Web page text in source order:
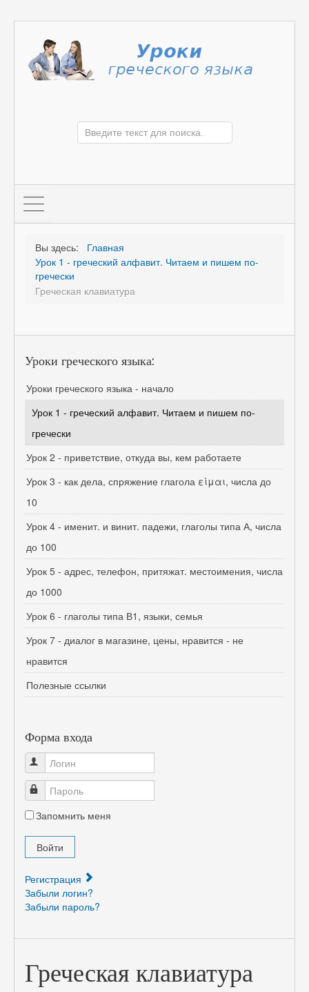
Вы здесь:
Главная
Урок 1 - греческий алфавит. Читаем и пишем по-
гречески
Греческая клавиатура
Уроки греческого языка:
Уроки греческого языка - начало
Урок 1 - греческий алфавит. Читаем и пишем по-
гречески
Урок 2 - приветствие, откуда вы, кем работаете
Урок 3 - как дела, спряжение глагола είμαι, числа до
10
Урок 4 - именит. и винит. падежи, глаголы типа А, числа
до 100
Урок 5 - адрес, телефон, притяжат. местоимения, числа
до 1000
Урок 6 - глаголы типа В1, языки, семья
Урок 7 - диалог в магазине, цены, нравится - не
нравится
Полезные ссылки
Форма входа
Логин
Пароль
Запомнить меня
Войти
Регистрация
Забыли логин?
Забыли пароль?
Греческая клавиатура